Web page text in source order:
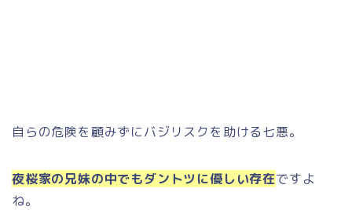
自らの危険を顧みずにバジリスクを助ける七悪。
夜桜家の兄妹の中でもダントツに優しい存在ですよ
ね。